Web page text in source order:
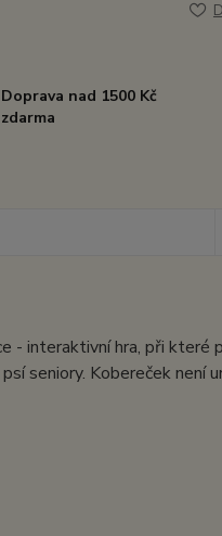
Doprava nad 1500 Kč
zdarma
- interaktivní hra, při
seniory. Kobereček není